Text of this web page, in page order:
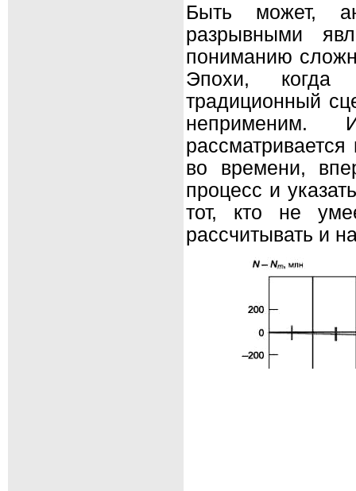
Быть может,
разрывными
пониманию
Эпохи,
традиционный
неприменим.
во времени,
процесс и
тот, кто не
рассчитывать и